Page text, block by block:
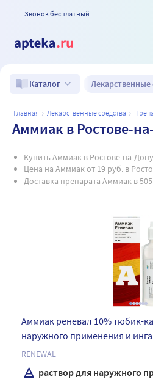
Звонок бесплатный
Каталог Лекарственные
главная лекарственные средства
Аммиак в Ростове-
Купить Аммиак в Ростове-на-
Цена на Аммиак от 19 руб. в
Доставка препарата Аммиак в
Аммиак реневал 10% тюбик-
наружного применения и
RENEWAL
раствор для наружного